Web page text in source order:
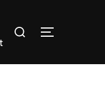
Suchen